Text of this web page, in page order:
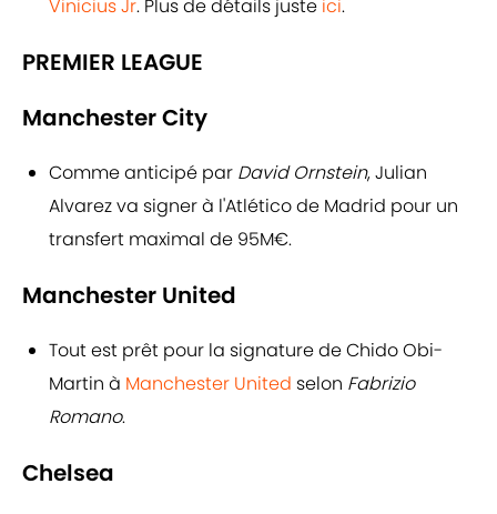
Vinicius Jr. Plus de détails juste ici.
PREMIER LEAGUE
Manchester City
Comme anticipé par David Ornstein, Julian
Alvarez va signer à l'Atlético de Madrid pour un
transfert maximal de 95M€.
Manchester United
Tout est prêt pour la signature de Chido Obi-
Martin à Manchester United selon Fabrizio
Romano.
Chelsea